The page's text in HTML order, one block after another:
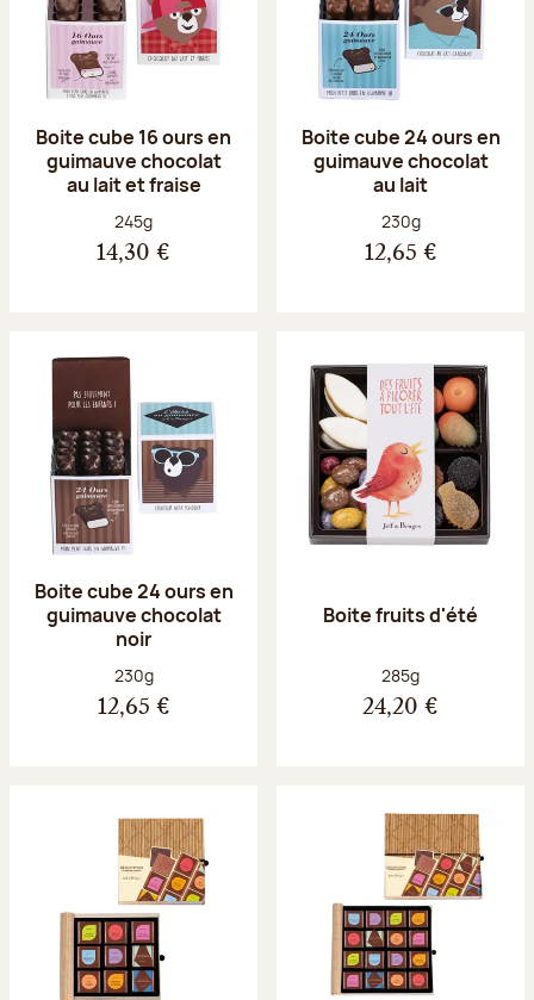
Boite cube 16 ours en
guimauve chocolat
au lait et fraise
Poids net :
245g
14,30 €
Boite cube 24 ours en
guimauve chocolat
au lait
Poids net :
230g
12,65 €
Boite cube 24 ours en
guimauve chocolat
noir
Poids net :
230g
12,65 €
Boite fruits d'été
Poids net :
285g
24,20 €